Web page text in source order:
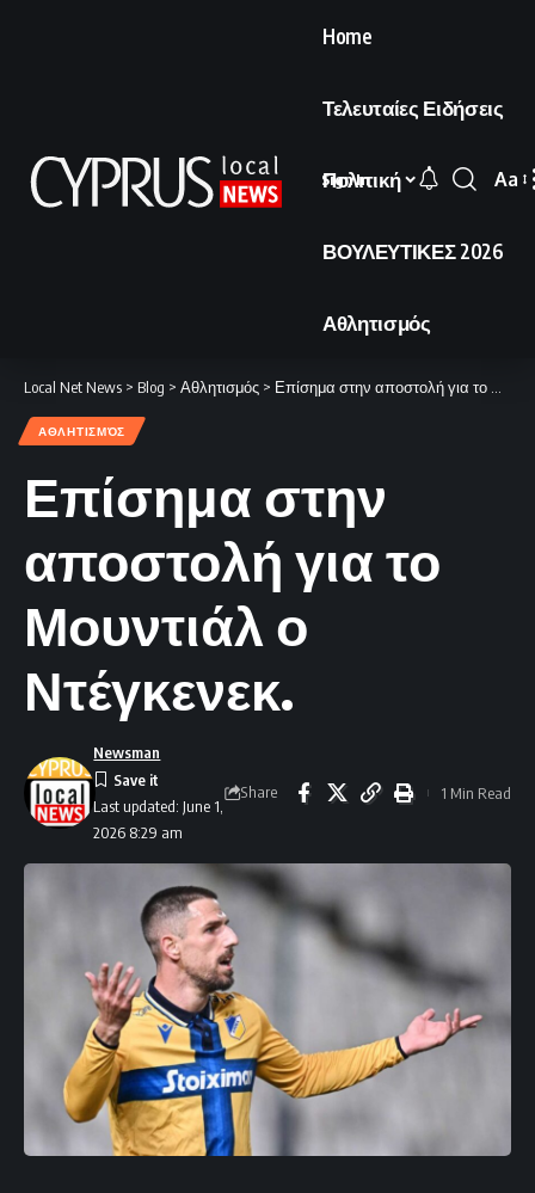
Home
Τελευταίες Ειδήσεις
Πολιτική
ΒΟΥΛΕΥΤΙΚΕΣ 2026
Αθλητισμός
Sign In
Font
Aa
Local Net News > Blog > Αθλητισμός > Επίσημα στην αποστολή για το Μουντιάλ ο Ντέγκενεκ.
ΑΘΛΗΤΙΣΜΌΣ
Επίσημα στην
αποστολή για το
Μουντιάλ ο
Ντέγκενεκ.
Last updated: June 1,
2026 8:29 am
Newsman
Share 1 Min Read